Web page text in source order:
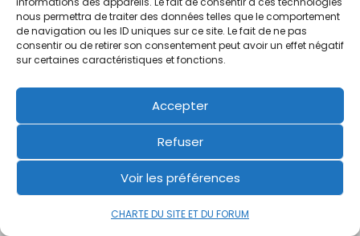
nous permettra de traiter des données telles que le comportement
de navigation ou les ID uniques sur ce site. Le fait de ne pas
consentir ou de retirer son consentement peut avoir un effet négatif
sur certaines caractéristiques et fonctions.
Accepter
Refuser
Voir les préférences
CHARTE DU SITE ET DU FORUM
CharlotdansSéjour de pêche à la mouche sur
la GLOMMA (Norvège)
Denis 06dansMouche de la St Marc
CiretezamuddansLa rivière LAUNE (Irlande)